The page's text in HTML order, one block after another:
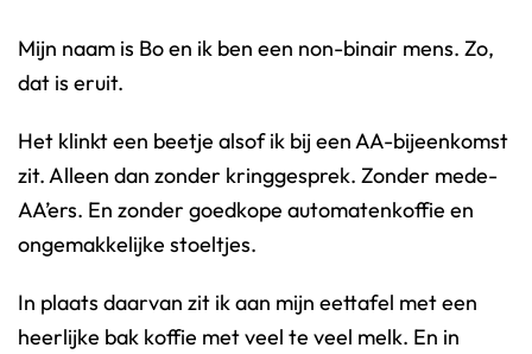
Mijn naam is Bo en ik ben een non-binair mens. Zo,
dat is eruit.
Het klinkt een beetje alsof ik bij een AA-bijeenkomst
zit. Alleen dan zonder kringgesprek. Zonder mede-
AA’ers. En zonder goedkope automatenkoffie en
ongemakkelijke stoeltjes.
In plaats daarvan zit ik aan mijn eettafel met een
heerlijke bak koffie met veel te veel melk. En in